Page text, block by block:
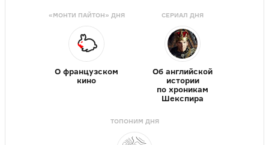
«МОНТИ ПАЙТОН» ДНЯ
О французском
кино
СЕРИАЛ ДНЯ
Об английской
истории
по хроникам
Шекспира
ТОПОНИМ ДНЯ